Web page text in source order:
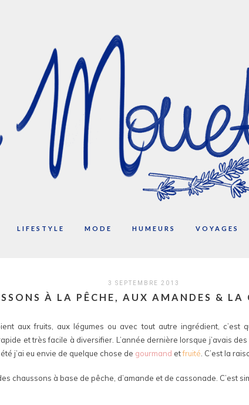
LIFESTYLE MODE HUMEURS VOYAGES
3 SEPTEMBRE 2013
À LA PÊCHE, AUX AMANDES & LA
aux fruits, aux légumes ou avec tout autre ingrédient, c’est
et très facile à diversifier. L’année dernière lorsque j’avais
j’ai eu envie de quelque chose de gourmand etfruité . C’est la
chaussons à base de pêche, d’amande et de cassonade. C’est